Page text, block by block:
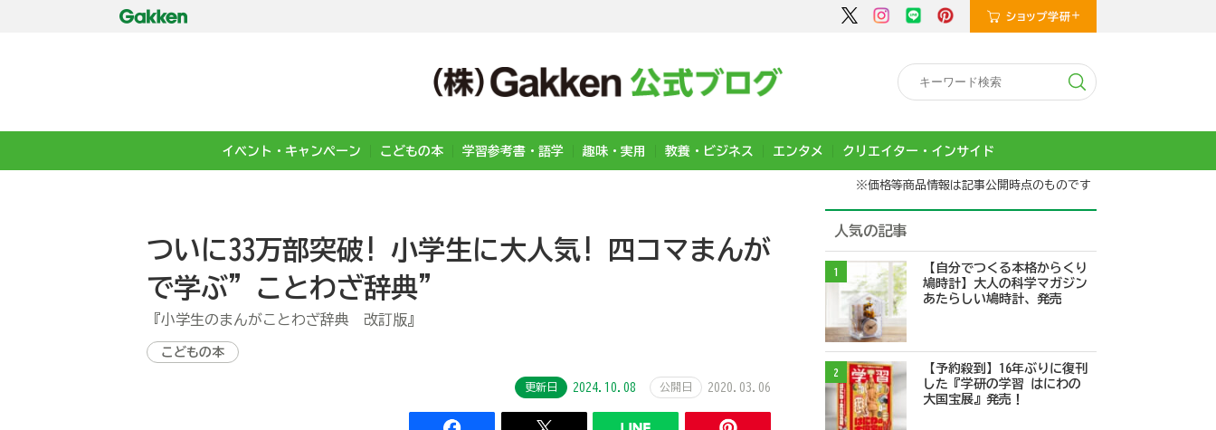
イベント・キャンペーン こどもの本 学習参考書・語学 趣味・実用 教養・ビジネス エンタメ クリエイター・インサイド
※価格等商品情報は記事公開時点のものです
ついに33万部突破! 小学生に大人気! 四コマまんが
で学ぶ”ことわざ辞典”
『小学生のまんがことわざ辞典 改訂版』
こどもの本
更新日 2024.10.08 公開日 2020.03.06
人気の記事
1
【自分でつくる本格からくり
鳩時計】大人の科学マガジン
あたらしい鳩時計、発売
2
【予約殺到】16年ぶりに復刊
した『学研の学習 はにわの
大国宝展』発売！